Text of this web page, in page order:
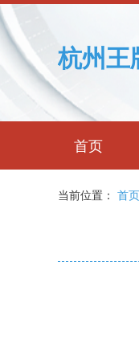
杭州王
首页
当前位置： 首页